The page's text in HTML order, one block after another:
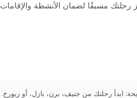
مسبقًا لضمان الأنشطة والإقامات
ابدأ رحلتك من جنيف، برن، بازل، أو زيورخ.